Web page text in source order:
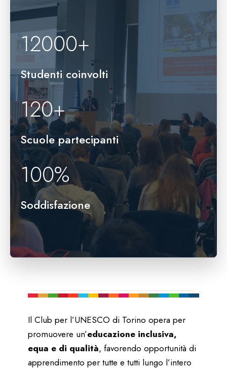
12000+
Studenti coinvolti
120+
Scuole partecipanti
100%
Soddisfazione
Il Club per l’UNESCO di Torino opera per
promuovere un’educazione inclusiva,
equa e di qualità, favorendo opportunità di
apprendimento per tutte e tutti lungo l’intero